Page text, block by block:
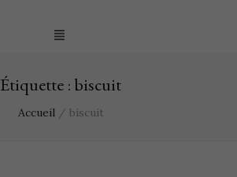
Étiquette : biscuit
Accueil / biscuit